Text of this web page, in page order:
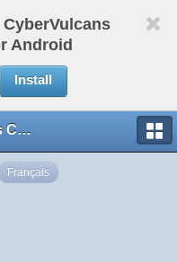
Android
Install
Le forum des CyberVulcans
Français